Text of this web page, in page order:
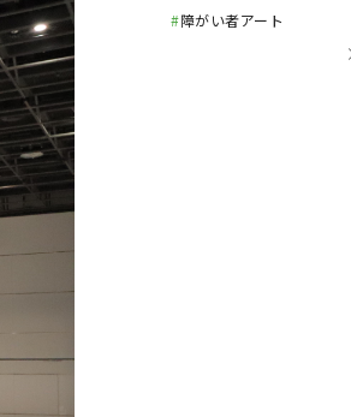
#障がい者アート